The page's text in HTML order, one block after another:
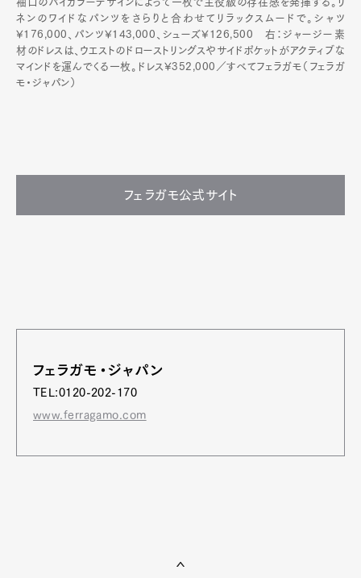
袖口のバイカラーデザインによって一枚で主役級の存在感を発揮する。リ
ネンのワイドなパンツをさらりと合わせてリラックスムードで。シャツ
¥176,000、パンツ¥143,000、シューズ¥126,500 右：ジャージー素
材のドレスは、ウエストのドローストリングスやサイドポケットがアクティブな
マインドを運んでくる一枚。ドレス¥352,000／すべてフェラガモ（フェラガ
モ・ジャパン）
フェラガモ公式サイト
フェラガモ・ジャパン
TEL:0120-202-170
www.ferragamo.com